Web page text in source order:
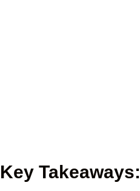
Key Takeaways: